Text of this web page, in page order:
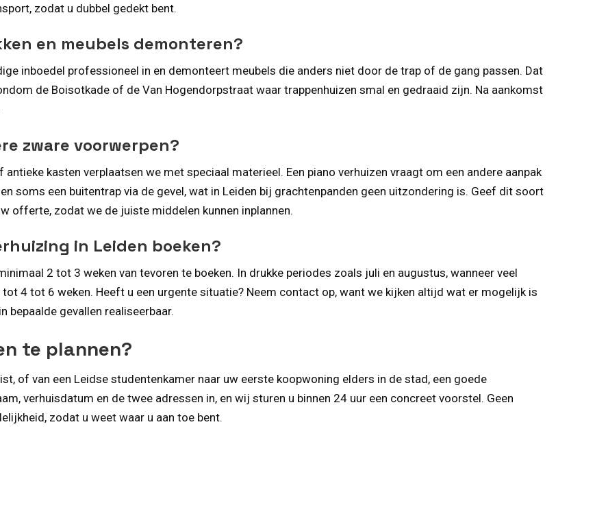
zodat u dubbel gedekt bent.
en meubels demonteren?
inboedel professioneel in en demonteert meubels die anders niet door de trap of de gang passen. Dat
de Boisotkade of de Van Hogendorpstraat waar trappenhuizen smal en gedraaid zijn. Na aankomst
zware voorwerpen?
kasten verplaatsen we met speciaal materieel. Een piano verhuizen vraagt om een andere aanpak
soms een buitentrap via de gevel, wat in Leiden bij grachtenpanden geen uitzondering is. Geef dit soort
offerte, zodat we de juiste middelen kunnen inplannen.
in Leiden boeken?
2 tot 3 weken van tevoren te boeken. In drukke periodes zoals juli en augustus, wanneer veel
4 tot 6 weken. Heeft u een urgente situatie? Neem contact op, want we kijken altijd wat er mogelijk is
bepaalde gevallen realiseerbaar.
te plannen?
of van een Leidse studentenkamer naar uw eerste koopwoning elders in de stad, een goede
verhuisdatum en de twee adressen in, en wij sturen u binnen 24 uur een concreet voorstel. Geen
zodat u weet waar u aan toe bent.